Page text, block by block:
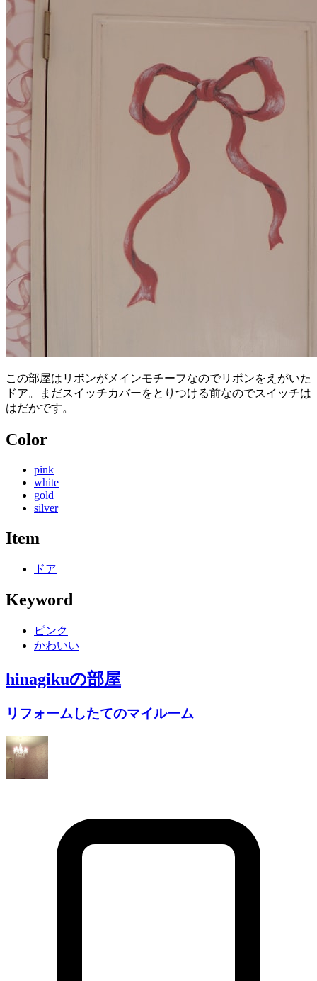
この部屋はリボンがメインモチーフなのでリボンをえがいた
ドア。まだスイッチカバーをとりつける前なのでスイッチは
はだかです。
Color
pink
white
gold
silver
Item
ドア
Keyword
ピンク
かわいい
hinagikuの部屋
リフォームしたてのマイルーム